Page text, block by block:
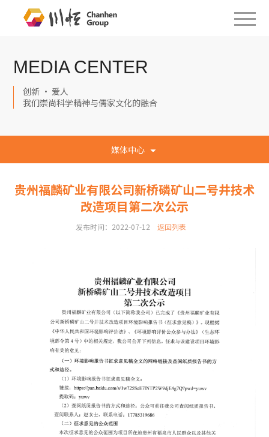
MEDIA CENTER
创新 · 爱人
我们崇尚科学精神与儒家文化的融合
媒体中心
贵州福麟矿业有限公司新桥磷矿山二号井技术
改造项目第二次公示
发布时间：2022-07-12 返回列表